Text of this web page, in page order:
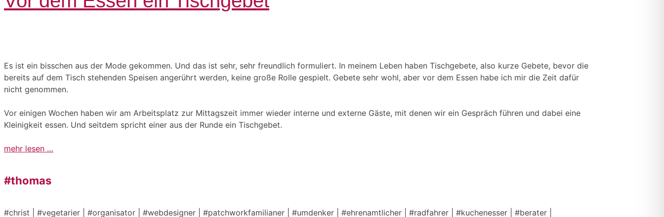
Es ist ein bisschen aus der Mode gekommen. Und das ist sehr, sehr freundlich formuliert. In meinem Leben haben Tischgebete, also kurze Gebete, bevor die
bereits auf dem Tisch stehenden Speisen angerührt werden, keine große Rolle gespielt. Gebete sehr wohl, aber vor dem Essen habe ich mir die Zeit dafür
nicht genommen.
Vor einigen Wochen haben wir am Arbeitsplatz zur Mittagszeit immer wieder interne und externe Gäste, mit denen wir ein Gespräch führen und dabei eine
Kleinigkeit essen. Und seitdem spricht einer aus der Runde ein Tischgebet.
mehr lesen …
#thomas
#christ | #vegetarier | #organisator | #webdesigner | #patchworkfamilianer | #umdenker | #ehrenamtlicher | #radfahrer | #kuchenesser | #berater |